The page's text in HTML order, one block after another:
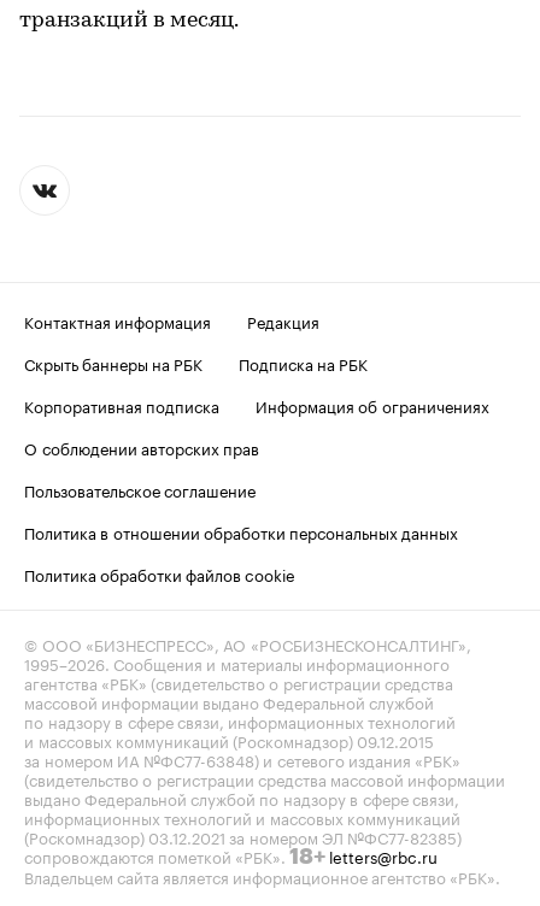
транзакций в месяц.
Контактная информация
Редакция
Скрыть баннеры на РБК
Подписка на РБК
Корпоративная подписка
Информация об ограничениях
О соблюдении авторских прав
Пользовательское соглашение
Политика в отношении обработки персональных данных
Политика обработки файлов cookie
© ООО «БИЗНЕСПРЕСС», АО «РОСБИЗНЕСКОНСАЛТИНГ»,
1995–2026. Сообщения и материалы информационного
агентства «РБК» (свидетельство о регистрации средства
массовой информации выдано Федеральной службой
по надзору в сфере связи, информационных технологий
и массовых коммуникаций (Роскомнадзор) 09.12.2015
за номером ИА №ФС77-63848) и сетевого издания «РБК»
(свидетельство о регистрации средства массовой информации
выдано Федеральной службой по надзору в сфере связи,
информационных технологий и массовых коммуникаций
(Роскомнадзор) 03.12.2021 за номером ЭЛ №ФС77-82385)
сопровождаются пометкой «РБК». 18+ letters@rbc.ru
Владельцем сайта является информационное агентство «РБК».